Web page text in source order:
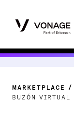
MARKETPLACE
BUZÓN VIRTUAL